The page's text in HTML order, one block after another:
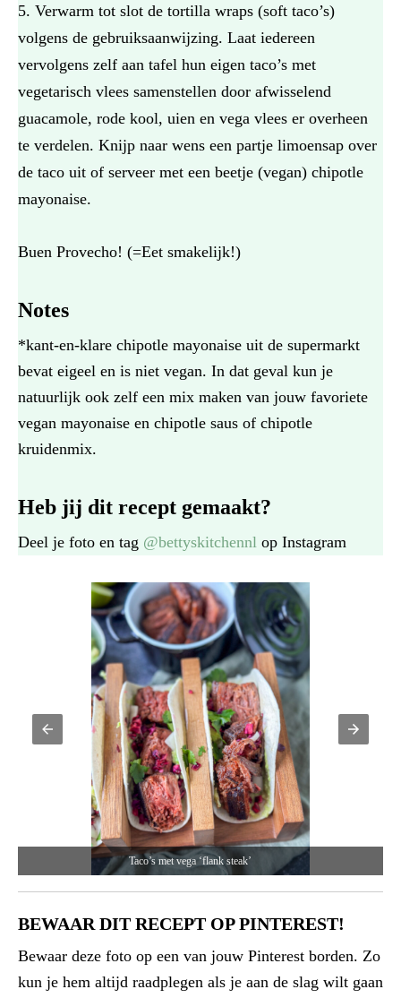
Verwarm tot slot de tortilla wraps (soft taco’s)
volgens de gebruiksaanwijzing. Laat iedereen
vervolgens zelf aan tafel hun eigen taco’s met
vegetarisch vlees samenstellen door afwisselend
guacamole, rode kool, uien en vega vlees er overheen
te verdelen. Knijp naar wens een partje limoensap over
de taco uit of serveer met een beetje (vegan) chipotle
mayonaise.
Buen Provecho! (=Eet smakelijk!)
Notes
*kant-en-klare chipotle mayonaise uit de supermarkt
bevat eigeel en is niet vegan. In dat geval kun je
natuurlijk ook zelf een mix maken van jouw favoriete
vegan mayonaise en chipotle saus of chipotle
kruidenmix.
Heb jij dit recept gemaakt?
Deel je foto en tag @bettyskitchennl op Instagram
Taco’s met vega ‘flank steak’
BEWAAR DIT RECEPT OP PINTEREST!
Bewaar deze foto op een van jouw Pinterest borden. Zo
kun je hem altijd raadplegen als je aan de slag wilt gaan